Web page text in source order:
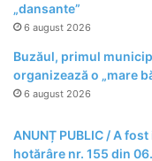
„dansante”
6 august 2026
Buzăul, primul
organizează o „mare
6 august 2026
ANUNȚ PUBLIC / A
hotărâre nr. 155 din